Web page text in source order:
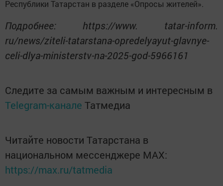
Республики Татарстан в разделе «Опросы жителей».
Подробнее: https://www. tatar-inform.
ru/news/ziteli-tatarstana-opredelyayut-glavnye-
celi-dlya-ministerstv-na-2025-god-5966161
Следите за самым важным и интересным в
Telegram-канале Татмедиа
Читайте новости Татарстана в
национальном мессенджере MАХ:
https://max.ru/tatmedia